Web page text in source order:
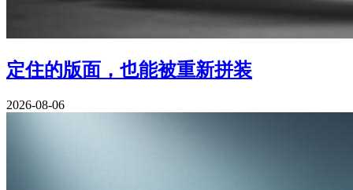
定住的版面，也能被重新拼装
2026-08-06